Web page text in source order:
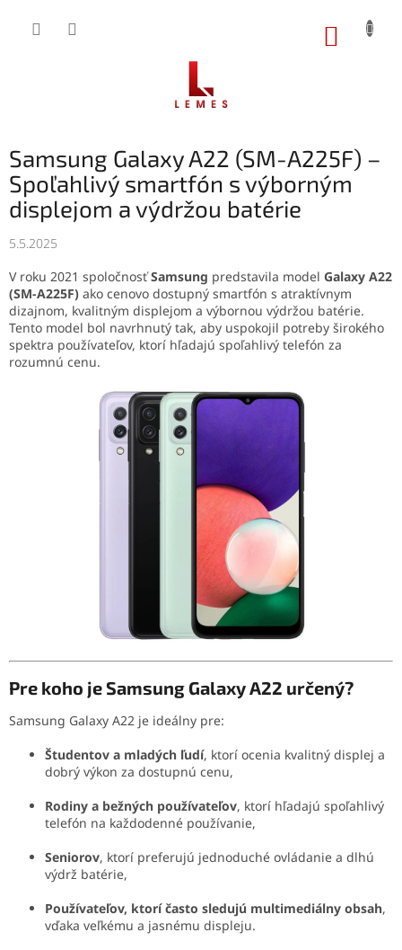
Samsung Galaxy A22 (SM-A225F) –
Spoľahlivý smartfón s výborným
displejom a výdržou batérie
5.5.2025
V roku 2021 spoločnosťSamsung predstavila model Galaxy A22
(SM-A225F) ako cenovo dostupný smartfón s atraktívnym
dizajnom, kvalitným displejom a výbornou výdržou batérie.
Tento model bol navrhnutý tak, aby uspokojil potreby širokého
spektra používateľov, ktorí hľadajú spoľahlivý telefón za
rozumnú cenu.
Pre koho je Samsung Galaxy A22 určený?
Samsung Galaxy A22 je ideálny pre:
Študentov a mladých ľudí, ktorí ocenia kvalitný displej a
dobrý výkon za dostupnú cenu,
Rodiny a bežných používateľov, ktorí hľadajú spoľahlivý
telefón na každodenné používanie,
Seniorov, ktorí preferujú jednoduché ovládanie a dlhú
výdrž batérie,
Používateľov, ktorí často sledujú multimediálny obsah,
vďaka veľkému a jasnému displeju.